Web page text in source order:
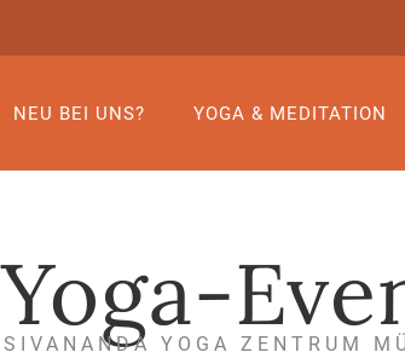
NEU BEI UNS? YOGA & MEDITATION
Yoga-
SIVANANDA YOGA ZENTRUM